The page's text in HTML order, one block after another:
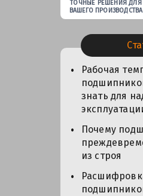
ТОЧНЫЕ РЕШЕНИЯ ДЛЯ
ВАШЕГО ПРОИЗВОДСТВА
Рабочая
знать для
Почему
из строя